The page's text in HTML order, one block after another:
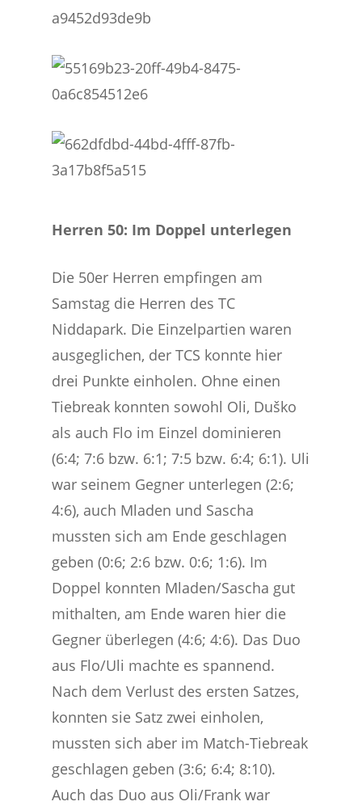
Herren 50: Im Doppel unterlegen
Die 50er Herren empfingen am
Samstag die Herren des TC
Niddapark. Die Einzelpartien waren
ausgeglichen, der TCS konnte hier
drei Punkte einholen. Ohne einen
Tiebreak konnten sowohl Oli, Duško
als auch Flo im Einzel dominieren
(6:4; 7:6 bzw. 6:1; 7:5 bzw. 6:4; 6:1). Uli
war seinem Gegner unterlegen (2:6;
4:6), auch Mladen und Sascha
mussten sich am Ende geschlagen
geben (0:6; 2:6 bzw. 0:6; 1:6). Im
Doppel konnten Mladen/Sascha gut
mithalten, am Ende waren hier die
Gegner überlegen (4:6; 4:6). Das Duo
aus Flo/Uli machte es spannend.
Nach dem Verlust des ersten Satzes,
konnten sie Satz zwei einholen,
mussten sich aber im Match-Tiebreak
geschlagen geben (3:6; 6:4; 8:10).
Auch das Duo aus Oli/Frank war